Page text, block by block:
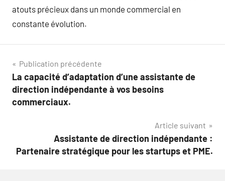
atouts précieux dans un monde commercial en
constante évolution.
Navigation
de
l’article
Publication précédente
La capacité d’adaptation d’une assistante de
direction indépendante à vos besoins
commerciaux.
Article suivant
Assistante de direction indépendante :
Partenaire stratégique pour les startups et PME.